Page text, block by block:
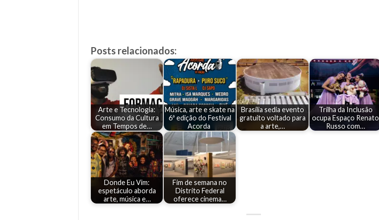
Posts relacionados:
Arte e Tecnologia:
Consumo da Cultura
em Tempos de…
Música, arte e skate na
6ª edição do Festival
Acorda
Brasília sedia evento
gratuito voltado para
a arte,…
Trilha da Inclusão
ocupa Espaço Renato
Russo com…
Donde Eu Vim:
espetáculo aborda
arte, música e…
Fim de semana no
Distrito Federal
oferece cinema…